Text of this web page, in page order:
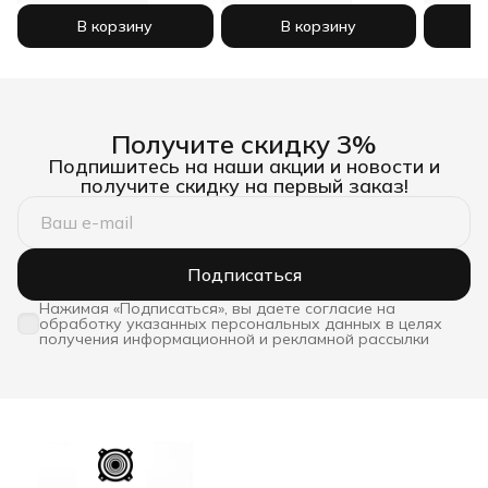
В корзину В корзину
Получите скидку 3%
Подпишитесь на наши акции и новости и
получите скидку на первый заказ!
Подписаться
Нажимая «Подписаться», вы даете согласие на
обработку указанных персональных данных в целях
получения информационной и рекламной рассылки